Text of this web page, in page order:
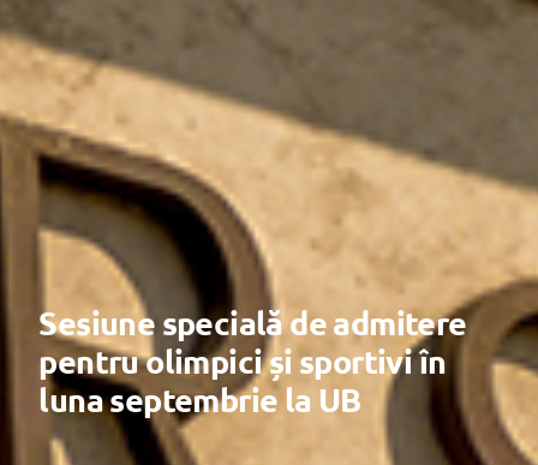
Sesiune specială de admitere
pentru olimpici și sportivi în
luna septembrie la UB